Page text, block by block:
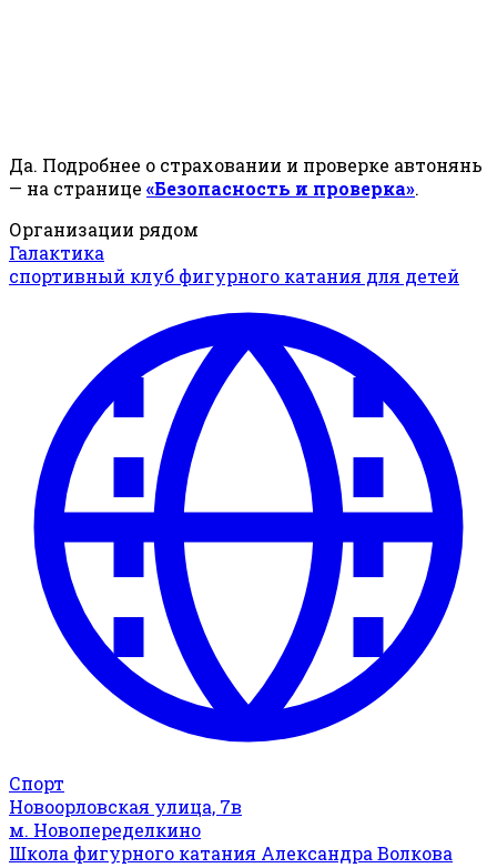
Да. Подробнее о страховании и проверке автонянь
— на странице «Безопасность и проверка».
Организации рядом
Галактика
спортивный клуб фигурного катания для детей
Спорт
Новоорловская улица, 7в
м. Новопеределкино
Школа фигурного катания Александра Волкова